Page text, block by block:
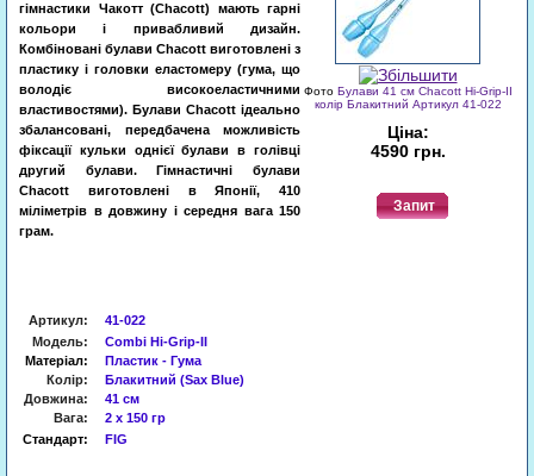
Фото Булави 41 cм Chacott Hi-Grip-II
колір Блакитний Артикул 41-022
Ціна:
4590 грн.
Запит
гімнастики Чакотт (Chacott) мають гарні
кольори і привабливий дизайн.
Комбіновані булави Chacott виготовлені з
пластику і головки еластомеру (гума, що
володіє високоеластичними
властивостями). Булави Chacott ідеально
збалансовані, передбачена можливість
фіксації кульки однієї булави в голівці
другий булави. Гімнастичні булави
Chacott виготовлені в Японії, 410
міліметрів в довжину і середня вага 150
грам.
Артикул:
41-022
Модель:
Combi Hi-Grip-II
Матеріал:
Пластик - Гума
Колір:
Блакитний (Sax Blue)
Довжина:
41 см
Вага:
2 х 150 гр
Стандарт:
FIG